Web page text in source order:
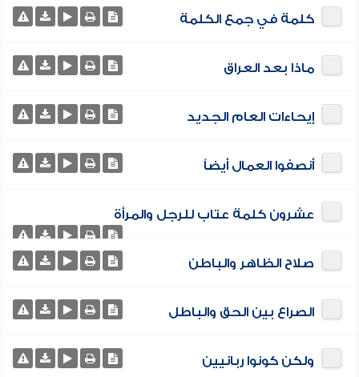
كلمة في جمع الكلمة
ماذا بعد العراق
إيحاءات العام الجديد
أنصفوا العمال أيضاً
عشرون كلمة عتاب للرجل والمرأة
صلاح الظاهر والباطن
الصراع بين الحق والباطل
ولكن كونوا ربانيين